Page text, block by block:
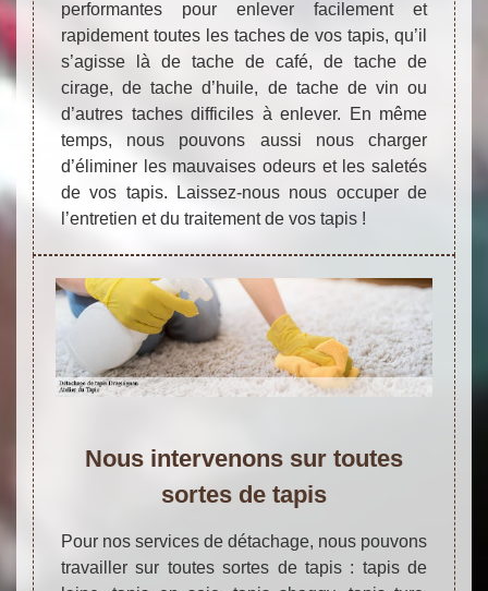
performantes pour enlever facilement et
rapidement toutes les taches de vos tapis, qu’il
s’agisse là de tache de café, de tache de
cirage, de tache d’huile, de tache de vin ou
d’autres taches difficiles à enlever. En même
temps, nous pouvons aussi nous charger
d’éliminer les mauvaises odeurs et les saletés
de vos tapis. Laissez-nous nous occuper de
l’entretien et du traitement de vos tapis !
Nous intervenons sur toutes
sortes de tapis
Pour nos services de détachage, nous pouvons
travailler sur toutes sortes de tapis : tapis de